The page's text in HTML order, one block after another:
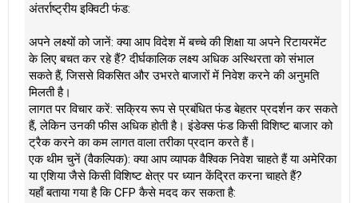
अंतर्राष्ट्रीय इक्विटी फंड:
अपने लक्ष्यों को जानें: क्या आप विदेश में बच्चे की शिक्षा या अपने रिटायरमेंट
के लिए बचत कर रहे हैं? दीर्घकालिक लक्ष्य अधिक अस्थिरता को संभाल
सकते हैं, जिससे विकसित और उभरते बाजारों में निवेश करने की अनुमति
मिलती है।
लागत पर विचार करें: सक्रिय रूप से प्रबंधित फंड बेहतर प्रदर्शन कर सकते
हैं, लेकिन उनकी फीस अधिक होती है। इंडेक्स फंड किसी विशिष्ट बाजार को
ट्रैक करने का कम लागत वाला तरीका प्रदान करते हैं।
एक थीम चुनें (वैकल्पिक): क्या आप व्यापक वैश्विक निवेश चाहते हैं या अमेरिका
या एशिया जैसे किसी विशिष्ट क्षेत्र पर ध्यान केंद्रित करना चाहते हैं?
यहाँ बताया गया है कि CFP कैसे मदद कर सकता है: